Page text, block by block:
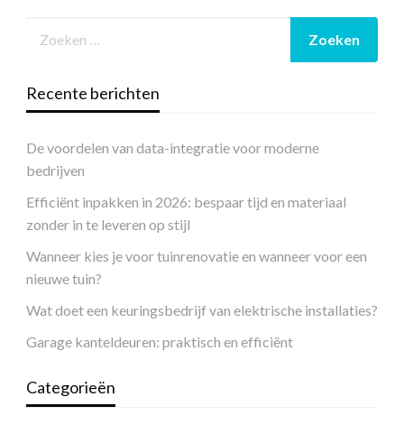
Recente berichten
De voordelen van data-integratie voor moderne
bedrijven
Efficiënt inpakken in 2026: bespaar tijd en materiaal
zonder in te leveren op stijl
Wanneer kies je voor tuinrenovatie en wanneer voor een
nieuwe tuin?
Wat doet een keuringsbedrijf van elektrische installaties?
Garage kanteldeuren: praktisch en efficiënt
Categorieën